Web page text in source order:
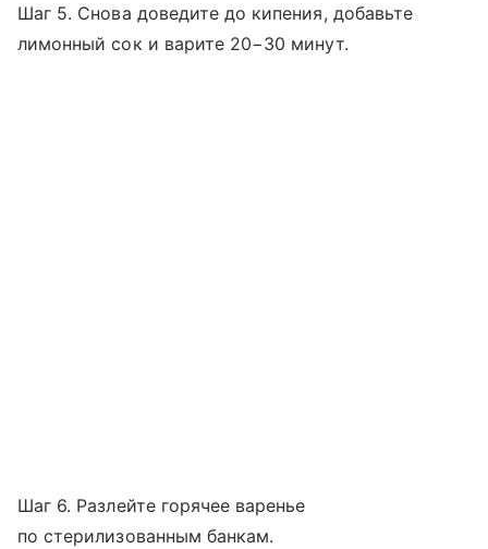
Шаг 5. Снова доведите до кипения, добавьте
лимонный сок и варите 20−30 минут.
Шаг 6. Разлейте горячее варенье
по стерилизованным банкам.